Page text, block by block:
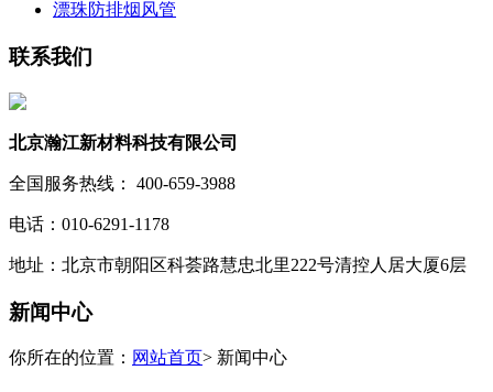
漂珠防排烟风管
联系我们
北京瀚江新材料科技有限公司
全国服务热线： 400-659-3988
电话：010-6291-1178
地址：北京市朝阳区科荟路慧忠北里222号清控人居大厦6层
新闻中心
你所在的位置： 网站首页> 新闻中心